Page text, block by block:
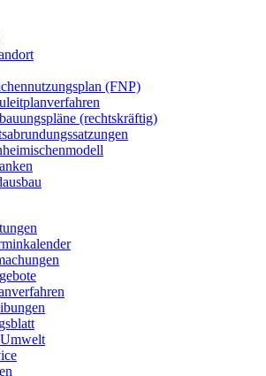
(FNP)
(rechtskräftig)